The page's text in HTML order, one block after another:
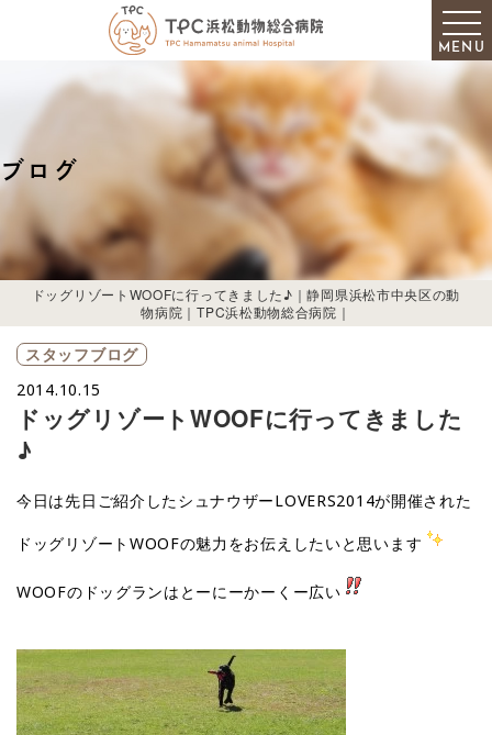
ブログ
ドッグリゾートWOOFに行ってきました♪｜静岡県浜松市中央区の動
物病院｜TPC浜松動物総合病院｜
MENU
スタッフブログ
2014.10.15
ドッグリゾートWOOFに行ってきました
♪
今日は先日ご紹介したシュナウザーLOVERS2014が開催された
ドッグリゾートWOOFの魅力をお伝えしたいと思います
WOOFのドッグランはとーにーかーくー広い